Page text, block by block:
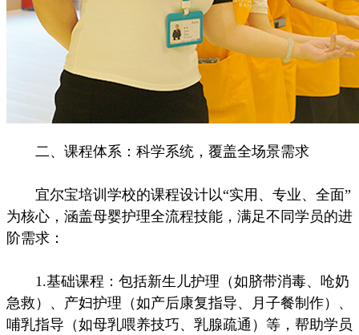
二、课程体系：科学系统，覆盖全场景需求
宜尔宝培训学校的课程设计以“实用、专业、全面”
为核心，涵盖母婴护理全流程技能，满足不同学员的进
阶需求：
1.基础课程：包括新生儿护理（如脐带消毒、呛奶
急救）、产妇护理（如产后康复指导、月子餐制作）、
哺乳指导（如母乳喂养技巧、乳腺疏通）等，帮助学员